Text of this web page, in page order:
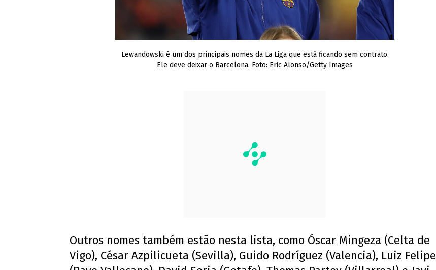
Lewandowski é um dos principais nomes da La Liga que está ficando sem contrato.
Ele deve deixar o Barcelona. Foto: Eric Alonso/Getty Images
Outros nomes também estão nesta lista, como Óscar Mingeza (Celta de
Vigo), César Azpilicueta (Sevilla), Guido Rodríguez (Valencia), Luiz Felipe